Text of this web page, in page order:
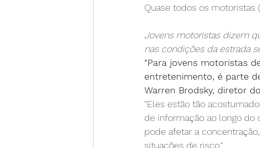
Quase todos os motoristas
Jovens motoristas dizem
nas condições da estrada
"Para jovens motoristas
entretenimento, é parte
Warren Brodsky, diretor
"Eles estão tão
de informação ao longo
pode afetar a
situações de risco."